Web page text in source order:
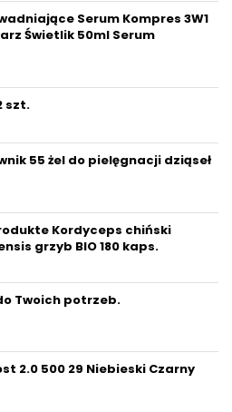
Serum Kompres 3W1
Świetlik 50ml Serum
szt.
55 żel do pielęgnacji dziąseł
Kordyceps chiński
grzyb BIO 180 kaps.
Twoich potrzeb.
2.0 500 29 Niebieski Czarny